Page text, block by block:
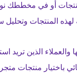
أو في مخططك
المنتجات وتحليل
والعملاء الذين
باختيار منتجات